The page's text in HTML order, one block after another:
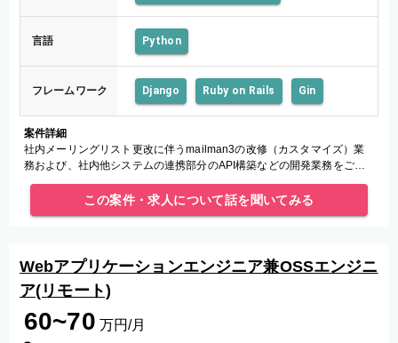
言語 Python
フレームワーク Django Ruby on Rails Gin
案件詳細
社内メーリングリスト更改に伴うmailman3の改修（カスタマイズ）業
務および、社内他システムの連携部分のAPI構築などの開発業務をご担
当いただきます。
この案件・求人について話を聞いてみる
Webアプリケーションエンジニア兼OSSエンジニ
ア(リモート)
60~70 万円/月